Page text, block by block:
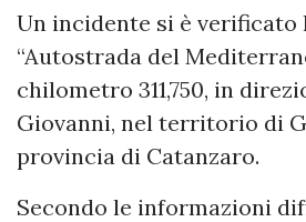
Un incidente si è verificato
“Autostrada del
chilometro 311,750, in
Giovanni, nel territorio di
provincia di Catanzaro.
Secondo le informazioni